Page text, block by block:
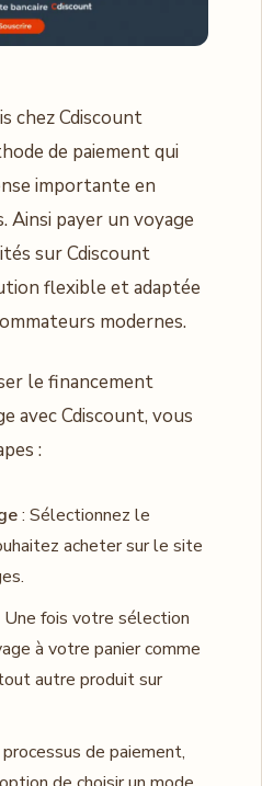
chez Cdiscount
de paiement qui
importante en
Ainsi payer un voyage
sur Cdiscount
flexible et adaptée
modernes.
le financement
avec Cdiscount, vous
:
: Sélectionnez le
acheter sur le site
Une fois votre sélection
à votre panier comme
autre produit sur
de paiement,